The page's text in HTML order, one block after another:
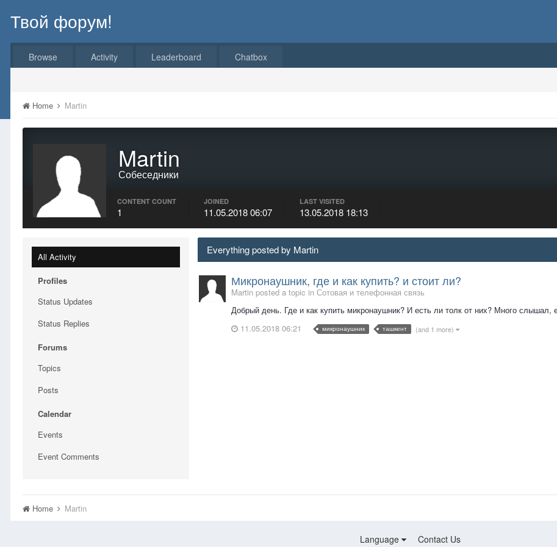
Твой форум!
Browse Activity Leaderboard Chatbox
Home Martin
Martin
Собеседники
CONTENT COUNT
1
JOINED
11.05.2018 06:07
LAST VISITED
13.05.2018 18:13
All Activity
Profiles
Status Updates
Status Replies
Forums
Topics
Posts
Calendar
Events
Event Comments
Everything posted by Martin
Микронаушник, где и как купить? и стоит ли?
Martin posted a topic in Сотовая и телефонная связь
Добрый день. Где и как купить микронаушник? И есть ли толк от них? Много слышал,
11.05.2018 06:21
микронаушник ташкент (and 1 more)
Home Martin
Language Contact Us